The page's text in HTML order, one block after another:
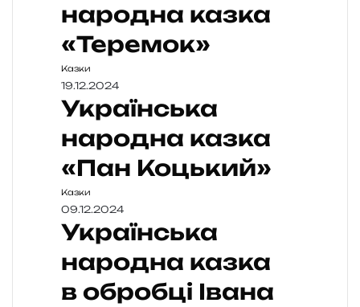
народна казка
«Теремок»
Казки
19.12.2024
Українська
народна казка
«Пан Коцький»
Казки
09.12.2024
Українська
народна казка
в обробці Івана